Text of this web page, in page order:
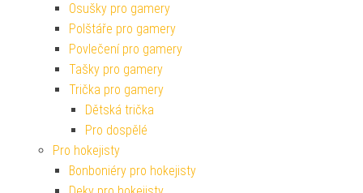
Osušky pro gamery
Polštáře pro gamery
Povlečení pro gamery
Tašky pro gamery
Trička pro gamery
Dětská trička
Pro dospělé
Pro hokejisty
Bonboniéry pro hokejisty